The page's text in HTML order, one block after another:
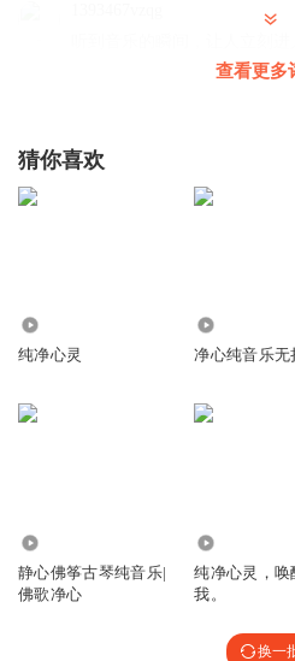
葬菰独惜城祭墨
陶笛还是很好听的
前几天偶然听到这支曲子，
个版本听了才能睡着觉
听友493534629
好好听
查看更多
猜你喜欢
纯净心灵 净心纯音乐无
静心佛筝古琴纯音乐|
佛歌净心
纯净心灵，唤
我。
换一